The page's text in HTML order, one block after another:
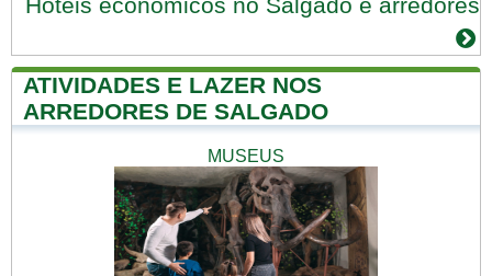
ATIVIDADES E LAZER NOS
ARREDORES DE SALGADO
MUSEUS